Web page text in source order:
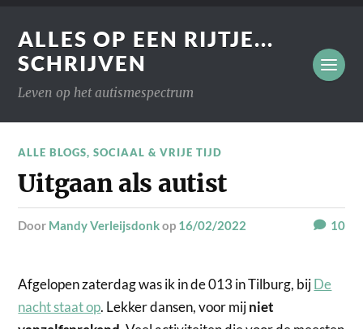
ALLES OP EEN RIJTJE...
SCHRIJVEN
Leven op het autismespectrum
ALLE BLOGS,SOCIAAL & VRIJE TIJD
Uitgaan als autist
door Mandy Verleijsdonkop 16/02/2022 10
Afgelopen zaterdag was ik in de 013 in Tilburg, bijDe
nacht staat op. Lekker dansen, voor mijniet